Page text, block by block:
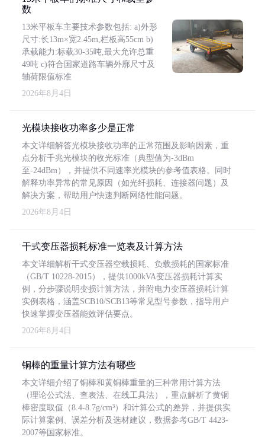
数
13米平板车主要技术参数包括: a)外形
尺寸:长13m×宽2.45m,栏板高55cm b)
承载能力:标载30-35吨,最大允许总重
49吨 c)符合国家道路车辆外廓尺寸及
轴荷限值标准
2026年8月4日
光模块接收功率多少是正常
本文详细解答光模块接收功率的正常范围及影响因素，重
点分析千兆光模块的收光标准（典型值为-3dBm
至-24dBm），并提供不同速率光模块的参考值表格。同时
解释功率异常的常见原因（如光纤损耗、连接器问题）及
解决方案，帮助用户快速判断网络性能问题。
2026年8月4日
干式变压器损耗标准一览表及计算方法
本文详细解析干式变压器空载损耗、负载损耗的国家标准
（GB/T 10228-2015），提供1000kVA变压器损耗计算实
例，分步骤说明变损计算方法，并附电力变压器损耗计算
实例表格，涵盖SCB10/SCB13等常见型号参数，指导用户
快速掌握变压器能效评估要点。
2026年8月4日
铜棒的重量计算方法有哪些
本文详细介绍了铜棒和黄铜棒重量的三种常用计算方法
（理论公式法、查表法、在线工具法），重点解析了黄铜
棒密度取值（8.4-8.7g/cm³）和计算公式的差异，并提供实
际计算案例、误差分析及选材建议，数据参考GB/T 4423-
2007等国家标准。